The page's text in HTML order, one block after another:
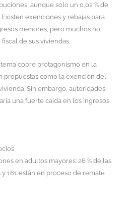
aunque solo un 0,02 % de
exenciones y rebajas para
menores, pero muchos no
de sus viviendas.
cobre protagonismo en la
propuestas como la exención del
Sin embargo, autoridades
una fuerte caída en los ingresos
en adultos mayores: 26 % de las
161 están en proceso de remate